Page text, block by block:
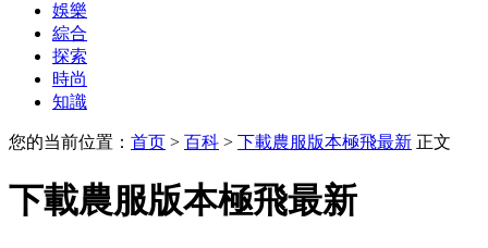
娛樂
綜合
探索
時尚
知識
您的当前位置： 首页 > 百科 > 下載農服版本極飛最新 正文
下載農服版本極飛最新